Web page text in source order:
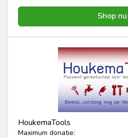
Shop nu
HoukemaTools
Maximum donatie: